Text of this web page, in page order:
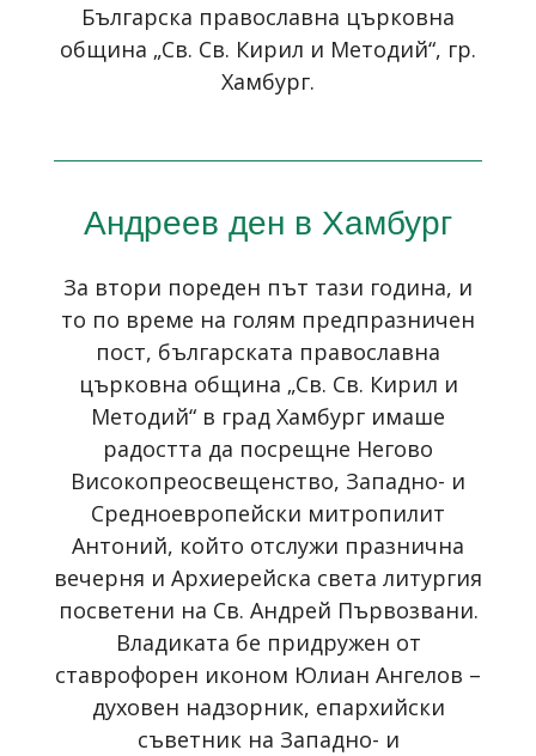
Българска православна църковна
община „Св. Св. Кирил и Методий“, гр.
Хамбург.
Андреев ден в Хамбург
За втори пореден път тази година, и
то по време на голям предпразничен
пост, българската православна
църковна община „Св. Св. Кирил и
Методий“ в град Хамбург имаше
радостта да посрещне Негово
Високопреосвещенство, Западно- и
Средноевропейски митропилит
Антоний, който отслужи празнична
вечерня и Архиерейска света литургия
посветени на Св. Андрей Първозвани.
Владиката бе придружен от
ставрофорен иконом Юлиан Ангелов –
духовен надзорник, епархийски
съветник на Западно- и